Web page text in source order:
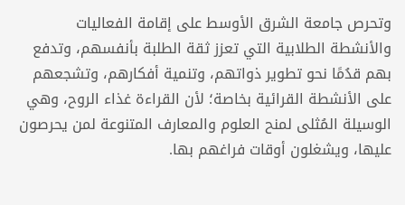
وتحرص جامعة الشرق الأوسط على إقامة الفعاليات
والأنشطة الطلابية التي تعزز ثقة الطلبة بأنفسهم، وتدفع
بهم قدُمًا نحو تطوير ذواتهم، وتنمية أفكارهم، وتشجعهم
على الأنشطة القرائية بخاصة؛ لأن القراءة غذاء الروح، وهي
الوسيلة المُثلى لمنح العلوم والمعارف المتنوعة لمن يحرصون
عليها، ويشغلون أوقات فراغهم بها.